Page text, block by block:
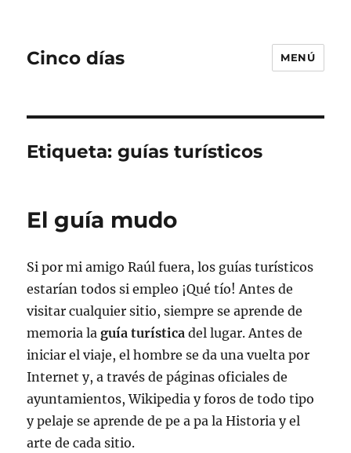
Cinco días MENÚ
Etiqueta:guías turísticos
El guía mudo
Si por mi amigo Raúl fuera, los guías turísticos
estarían todos si empleo ¡Qué tío! Antes de
visitar cualquier sitio, siempre se aprende de
memoria laguía turística del lugar. Antes de
iniciar el viaje, el hombre se da una vuelta por
Internet y, a través de páginas oficiales de
ayuntamientos, Wikipedia y foros de todo tipo
y pelaje se aprende de pe a pa la Historia y el
arte de cada sitio.